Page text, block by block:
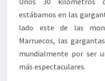
estábamos en las
lado este de las
Marruecos, las
mundialmente por ser
más espectaculares.